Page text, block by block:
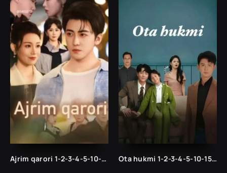
Ajrim qarori 1-2-3-4-5-10-20-30-40-45-50-55-60-65 Qism Koreya seriali drama Uzbek tilida Barcha qismlar 2026 HD skachat Ota hukmi 1-2-3-4-5-10-15-20-25-30-35-40-45-50-55 Qism drama Uzbek tilida Barcha qismlar 2026 HD skachat